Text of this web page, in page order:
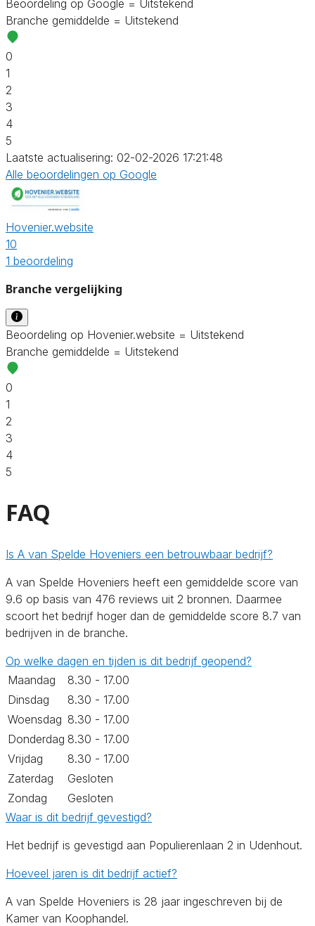
Beoordeling op Google = Uitstekend
Branche gemiddelde = Uitstekend
0
1
2
3
4
5
Laatste actualisering: 02-02-2026 17:21:48
Alle beoordelingen op Google
Hovenier.website
10
1 beoordeling
Branche vergelijking
Beoordeling op Hovenier.website = Uitstekend
Branche gemiddelde = Uitstekend
0
1
2
3
4
5
FAQ
Is A van Spelde Hoveniers een betrouwbaar bedrijf?
A van Spelde Hoveniers heeft een gemiddelde score van
9.6 op basis van 476 reviews uit 2 bronnen. Daarmee
scoort het bedrijf hoger dan de gemiddelde score 8.7 van
bedrijven in de branche.
Op welke dagen en tijden is dit bedrijf geopend?
Maandag
8.30 - 17.00
Dinsdag
8.30 - 17.00
Woensdag 8.30 - 17.00
Donderdag 8.30 - 17.00
Vrijdag
8.30 - 17.00
Zaterdag
Gesloten
Zondag
Gesloten
Waar is dit bedrijf gevestigd?
Het bedrijf is gevestigd aan Populierenlaan 2 in Udenhout.
Hoeveel jaren is dit bedrijf actief?
A van Spelde Hoveniers is 28 jaar ingeschreven bij de
Kamer van Koophandel.